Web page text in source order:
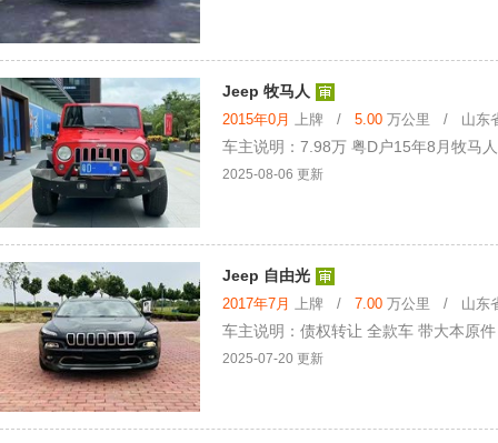
Jeep 牧马人
2015年0月 上牌 / 5.00 万公里 / 山东省
车主说明：7.98万 粤D户15年8月牧马
2025-08-06 更新
Jeep 自由光
2017年7月 上牌 / 7.00 万公里 / 山东省
车主说明：债权转让 全款车 带大本原
2025-07-20 更新